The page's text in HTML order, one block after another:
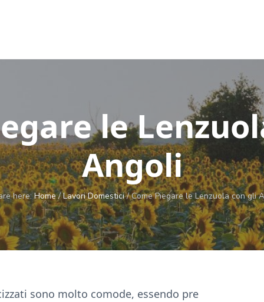
le
Angoli
here:Home / Lavori Domestici /Come Piegare le Lenzuola con gli
sono molto comode, essendo pre